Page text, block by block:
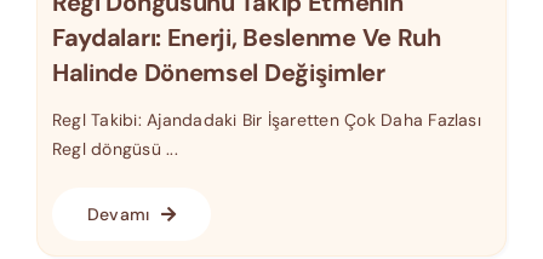
Faydaları: Enerji, Beslenme Ve Ruh
Halinde Dönemsel Değişimler
Regl Takibi: Ajandadaki Bir İşaretten Çok Daha Fazlası
Regl döngüsü ...
Devamı